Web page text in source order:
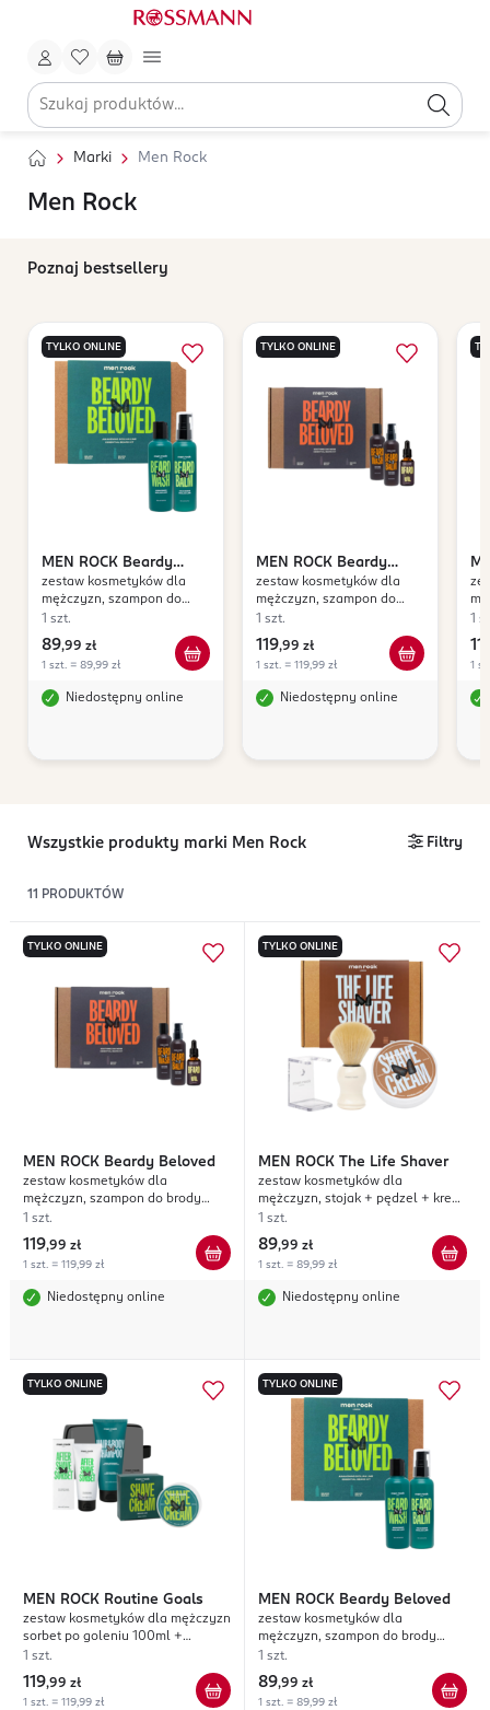
Marki Men Rock
Men Rock
Poznaj bestsellery
TYLKO ONLINE
MEN ROCK Beardy
Beloved
zestaw kosmetyków dla
mężczyzn, szampon do
brody 100ml + balsam do
brody 100ml, Sicilian Lime
1 szt.
89,99 zł
1 szt. = 89,99 zł
Niedostępny online
TYLKO ONLINE
MEN ROCK Beardy
Beloved
zestaw kosmetyków dla
mężczyzn, szampon do
brody 100ml + balsam do
brody 100ml + olejek do
brody 30ml
1 szt.
119,99 zł
1 szt. = 119,99 zł
Niedostępny online
1
1
Wszystkie produkty marki Men Rock Filtry
11 PRODUKTÓW
TYLKO ONLINE
MEN ROCK Beardy Beloved
zestaw kosmetyków dla
mężczyzn, szampon do brody
100ml + balsam do brody 100ml
1 szt.
119,99 zł
1 szt. = 119,99 zł
Niedostępny online
TYLKO ONLINE
MEN ROCK The Life Shaver
zestaw kosmetyków dla
mężczyzn, stojak + pędzel + krem
do golenia 100ml, Sandalwood
1 szt.
89,99 zł
1 szt. = 89,99 zł
Niedostępny online
TYLKO ONLINE
MEN ROCK Routine Goals
zestaw kosmetyków dla mężczyzn
sorbet po goleniu 100ml +
szampon do włosów i żel pod
prysznic 200ml + krem do golenia
100ml + kosmetyczka
1 szt.
119,99 zł
1 szt. = 119,99 zł
TYLKO ONLINE
MEN ROCK Beardy Beloved
zestaw kosmetyków dla
mężczyzn, szampon do brody
100ml + balsam do brody 100ml,
1 szt.
89,99 zł
1 szt. = 89,99 zł